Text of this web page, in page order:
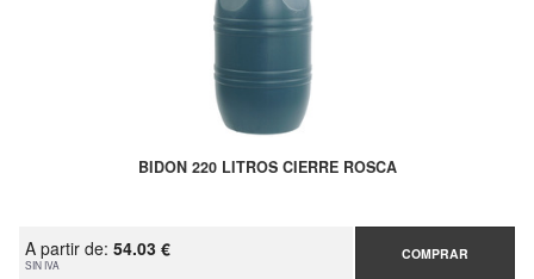
BIDON 220 LITROS CIERRE ROSCA
A partir de: 54.03 €
SIN IVA
COMPRAR